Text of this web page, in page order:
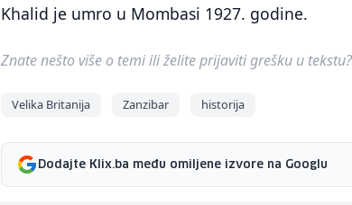
Khalid je umro u Mombasi 1927. godine.
Znate nešto više o temi ili želite prijaviti grešku u tekstu?
Velika Britanija Zanzibar historija
Dodajte Klix.ba među omiljene izvore na Googlu